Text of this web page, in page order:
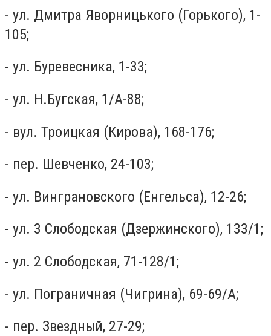
- ул. Дмитра Яворницького (Горького), 1-
105;
- ул. Буревесника, 1-33;
- ул. Н.Бугская, 1/А-88;
- вул. Троицкая (Кирова), 168-176;
- пер. Шевченко, 24-103;
- ул. Винграновского (Енгельса), 12-26;
- ул. 3 Слободская (Дзержинского), 133/1;
- ул. 2 Слободская, 71-128/1;
- ул. Пограничная (Чигрина), 69-69/А;
- пер. Звездный, 27-29;